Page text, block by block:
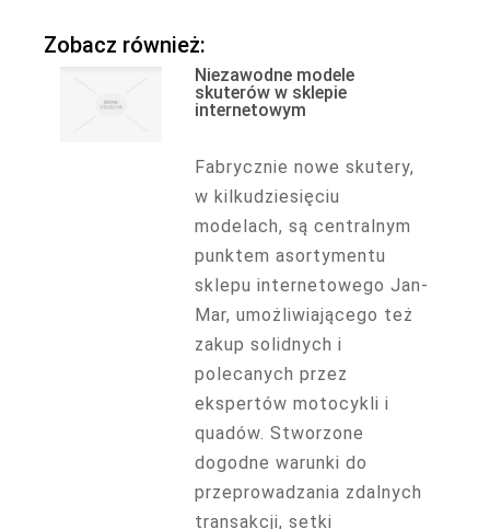
Zobacz również:
Niezawodne modele
skuterów w sklepie
internetowym
Fabrycznie nowe skutery,
w kilkudziesięciu
modelach, są centralnym
punktem asortymentu
sklepu internetowego Jan-
Mar, umożliwiającego też
zakup solidnych i
polecanych przez
ekspertów motocykli i
quadów. Stworzone
dogodne warunki do
przeprowadzania zdalnych
transakcji, setki